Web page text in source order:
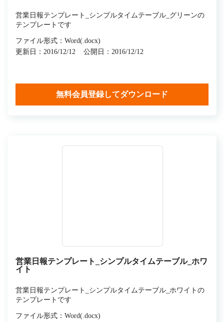
営業日報テンプレート_シンプルタイムテーブル_グリーンの
テンプレートです
ファイル形式：Word(.docx)
更新日：2016/12/12
公開日：2016/12/12
無料会員登録してダウンロード
営業日報テンプレート_シンプルタイムテーブル_ホワ
イト
営業日報テンプレート_シンプルタイムテーブル_ホワイトの
テンプレートです
ファイル形式：Word(.docx)